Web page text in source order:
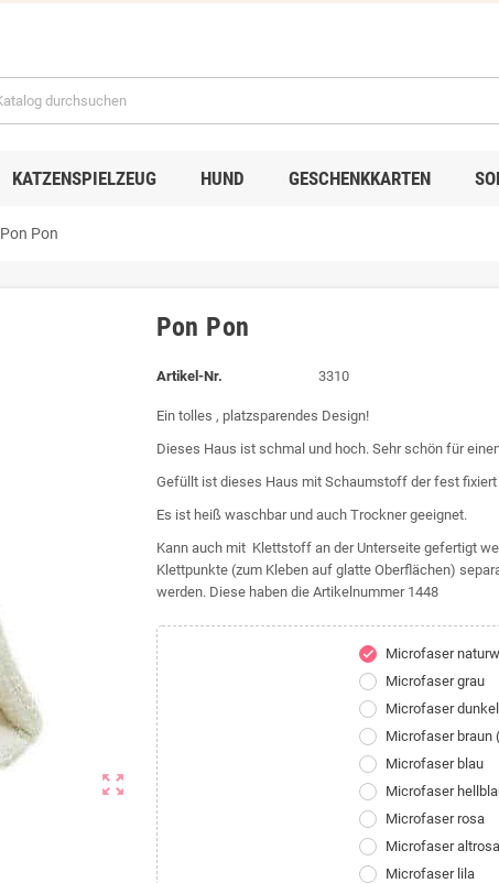
KATZENSPIELZEUG HUND GESCHENKKARTEN
Pon Pon
zoom_out_map
Pon Pon
Artikel-Nr. 3310
Ein tolles , platzsparendes Design!
Dieses Haus ist schmal und hoch. Sehr schön für
Gefüllt ist dieses Haus mit Schaumstoff der fest fixiert
Es ist heiß waschbar und auch Trockner geeignet.
Kann auch mit Klettstoff an der Unterseite gefertigt
Klettpunkte (zum Kleben auf glatte Oberflächen)
werden. Diese haben die Artikelnummer 1448
check
Microfaser
Microfaser grau
Microfaser
Microfaser braun
Microfaser blau
Microfaser
Microfaser rosa
Microfaser altrosa
Microfaser lila